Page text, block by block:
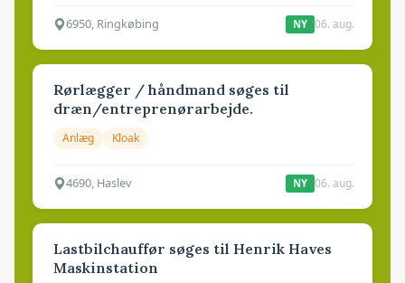
6950, Ringkøbing NY 06. aug.
Rørlægger / håndmand søges til
dræn/entreprenørarbejde.
Anlæg Kloak
4690, Haslev NY 06. aug.
Lastbilchauffør søges til Henrik Haves
Maskinstation